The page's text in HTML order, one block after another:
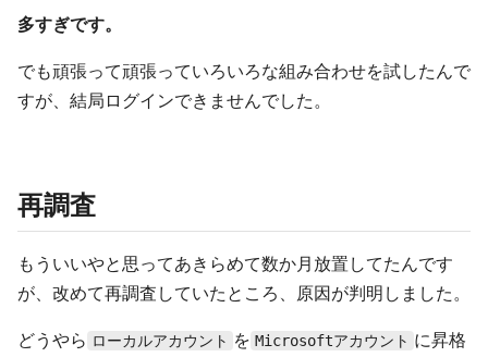
多すぎです。
でも頑張って頑張っていろいろな組み合わせを試したんで
すが、結局ログインできませんでした。
再調査
もういいやと思ってあきらめて数か月放置してたんです
が、改めて再調査していたところ、原因が判明しました。
どうやら ローカルアカウント を Microsoftアカウント に昇格